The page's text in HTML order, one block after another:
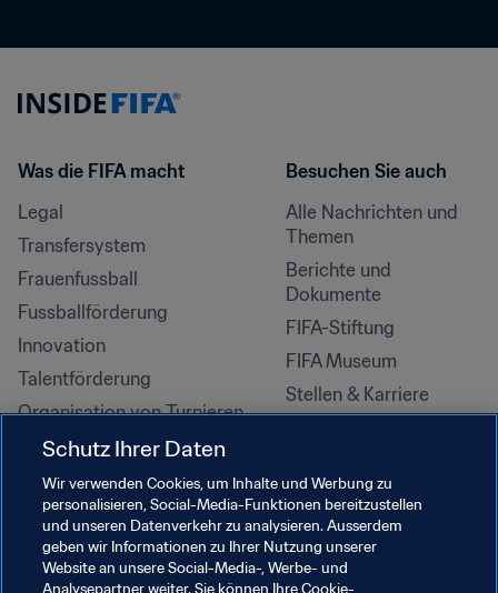
Was die FIFA macht
Legal
Transfersystem
Frauenfussball
Fussballförderung
Innovation
Talentförderung
Organisation von Turnieren
Nachhaltigkeit
Menschenrechte und
Antidiskriminierung
Gesundheit und Medizin
Bildungsinitiativen
Besuchen Sie auch
Alle Nachrichten und
Themen
Berichte und
Dokumente
FIFA-Stiftung
FIFA Museum
Stellen & Karriere
Schutz Ihrer Daten
Wir verwenden Cookies, um Inhalte und Werbung zu
personalisieren, Social-Media-Funktionen bereitzustellen
und unseren Datenverkehr zu analysieren. Ausserdem
geben wir Informationen zu Ihrer Nutzung unserer
Website an unsere Social-Media-, Werbe- und
Analysepartner weiter. Sie können Ihre Cookie-